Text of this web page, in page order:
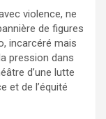
violence, ne
de figures
incarcéré mais
pression dans
d’une lutte
et de l’équité